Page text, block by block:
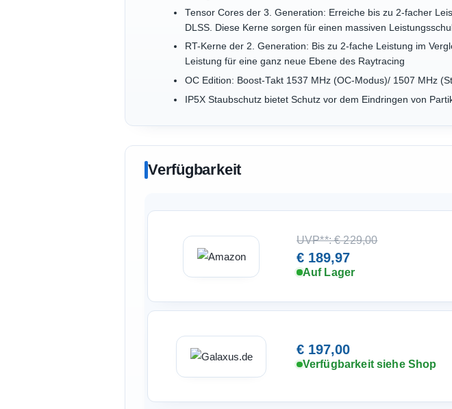
Tensor Cores der 3. Generation: Erreiche bis zu 2-facher
DLSS. Diese Kerne sorgen für einen massiven
RT-Kerne der 2. Generation: Bis zu 2-fache Leistung im
Leistung für eine ganz neue Ebene des Raytracing
OC Edition: Boost-Takt 1537 MHz (OC-Modus)/ 1507 MHz
IP5X Staubschutz bietet Schutz vor dem Eindringen von
Verfügbarkeit
UVP**: € 229,00
€ 189,97
Auf Lager
€ 197,00
Verfügbarkeit siehe Shop